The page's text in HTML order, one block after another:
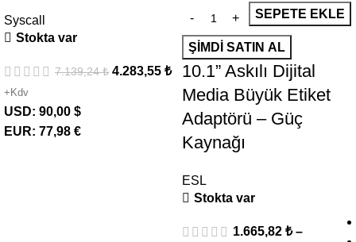
Syscall
Stokta var
7.139,24₺ 4.283,55 ₺
+Kdv
USD: 90,00 $
EUR: 77,98 €
SEPETE EKLE
ŞIMDI SATIN AL
10.1” Askılı Dijital
Media Büyük Etiket
Adaptörü – Güç
Kaynağı
ESL
Stokta var
1.665,82 ₺ –